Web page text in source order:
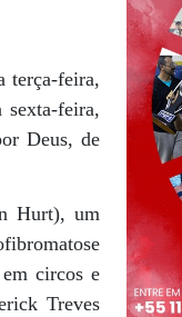
terça-feira,
feira,
Deus, de
Hurt), um
circos e
Treves